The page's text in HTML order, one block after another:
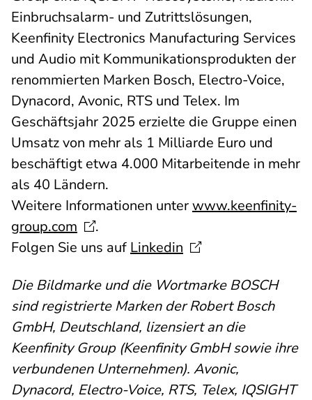
Einbruchsalarm- und Zutrittslösungen,
Keenfinity Electronics Manufacturing Services
und Audio mit Kommunikationsprodukten der
renommierten Marken Bosch, Electro-Voice,
Dynacord, Avonic, RTS und Telex. Im
Geschäftsjahr 2025 erzielte die Gruppe einen
Umsatz von mehr als 1 Milliarde Euro und
beschäftigt etwa 4.000 Mitarbeitende in mehr
als 40 Ländern.
Weitere Informationen unterwww.keenfinity-
group.com
.
Folgen Sie uns auf Linkedin
Die Bildmarke und die Wortmarke BOSCH
sind registrierte Marken der Robert Bosch
GmbH, Deutschland, lizensiert an die
Keenfinity Group (Keenfinity GmbH sowie ihre
verbundenen Unternehmen). Avonic,
Dynacord, Electro-Voice, RTS, Telex, IQSIGHT